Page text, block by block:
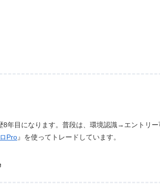
8年目になります。普段は、環境認識→エントリ
Pro』を使ってトレードしています。